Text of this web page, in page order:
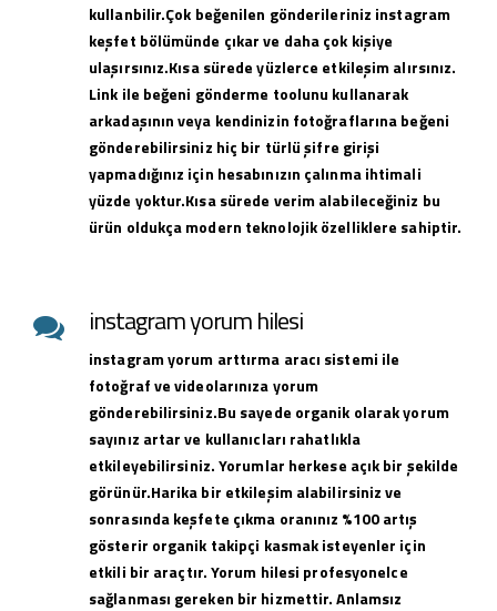
kullanbilir.Çok beğenilen gönderileriniz instagram
keşfet bölümünde çıkar ve daha çok kişiye
ulaşırsınız.Kısa sürede yüzlerce etkileşim alırsınız.
Link ile beğeni gönderme toolunu kullanarak
arkadaşının veya kendinizin fotoğraflarına beğeni
gönderebilirsiniz hiç bir türlü şifre girişi
yapmadığınız için hesabınızın çalınma ihtimali
yüzde yoktur.Kısa sürede verim alabileceğiniz bu
ürün oldukça modern teknolojik özelliklere sahiptir.
instagram yorum hilesi
instagram yorum arttırma aracı sistemi ile
fotoğraf ve videolarınıza yorum
gönderebilirsiniz.Bu sayede organik olarak yorum
sayınız artar ve kullanıcları rahatlıkla
etkileyebilirsiniz. Yorumlar herkese açık bir şekilde
görünür.Harika bir etkileşim alabilirsiniz ve
sonrasında keşfete çıkma oranınız %100 artış
gösterir organik takipçi kasmak isteyenler için
etkili bir araçtır. Yorum hilesi profesyonelce
sağlanması gereken bir hizmettir. Anlamsız